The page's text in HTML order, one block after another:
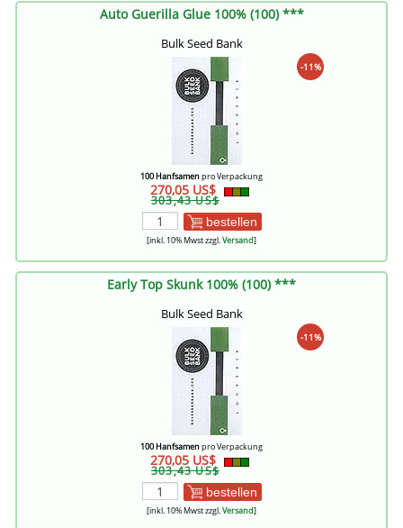
Auto Guerilla Glue 100% (100) ***
Bulk Seed Bank
-11%
100 Hanfsamenpro Verpackung
270,05 US$
303,43 US$
bestellen
[inkl. 10% Mwst zzgl.Versand]
Early Top Skunk 100% (100) ***
Bulk Seed Bank
-11%
100 Hanfsamenpro Verpackung
270,05 US$
303,43 US$
bestellen
[inkl. 10% Mwst zzgl.Versand]